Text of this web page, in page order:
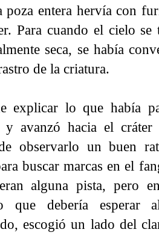
poza entera hervía con
Para cuando el cielo
seca, se había
de la criatura.
explicar lo que había
y avanzó hacia el cráter
observarlo un buen
buscar marcas en el
alguna pista, pero
que debería
escogió un lado del